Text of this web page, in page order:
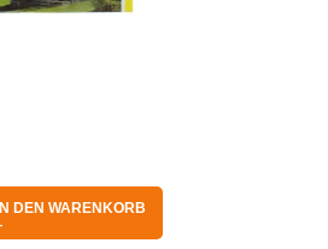
IN DEN WARENKORB